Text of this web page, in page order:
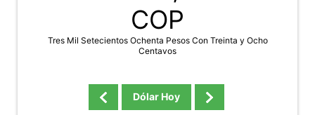
COP
Tres Mil Setecientos Ochenta Pesos Con Treinta y Ocho
Centavos
Dólar Hoy